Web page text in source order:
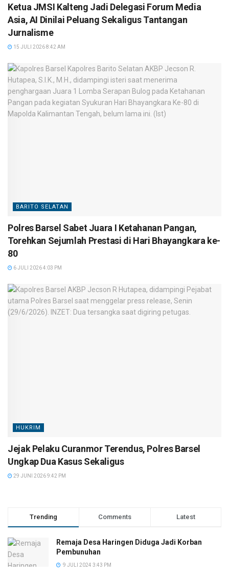
Ketua JMSI Kalteng Jadi Delegasi Forum Media
Asia, AI Dinilai Peluang Sekaligus Tantangan
Jurnalisme
15 JULI 2026 8:42 AM
BARITO SELATAN
Polres Barsel Sabet Juara I Ketahanan Pangan,
Torehkan Sejumlah Prestasi di Hari Bhayangkara ke-
80
6 JULI 2026 4:03 PM
HUKRIM
Jejak Pelaku Curanmor Terendus, Polres Barsel
Ungkap Dua Kasus Sekaligus
29 JUNI 2026 9:42 PM
Trending Comments Latest
Remaja Desa Haringen Diduga Jadi Korban
Pembunuhan
9 JULI 2024 3:43 PM